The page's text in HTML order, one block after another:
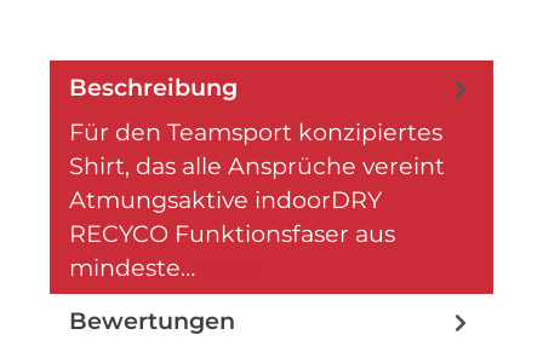
Beschreibung
Für den Teamsport konzipiertes
Shirt, das alle Ansprüche vereint
Atmungsaktive indoorDRY
RECYCO Funktionsfaser aus
mindeste…
Bewertungen